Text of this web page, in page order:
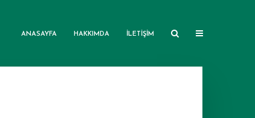
ANASAYFA HAKKIMDA İLETIŞIM